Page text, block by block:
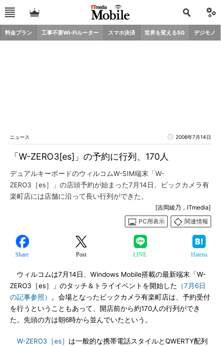
料金プラン 工事不要Wi-Fiルーター スマホ決済 世界を変える5G デジモノ
ニュース 2006年7月14日
「W-ZERO3[es]」の予約に行列、170人
デュアルキーボードのウィルコムW-SIM端末「W-
ZERO3［es］」の店頭予約が始まった7月14日、ビックカメラ有
楽町店には店舗に沿って長い行列ができた。
[吉岡綾乃，ITmedia]
PC用表示
関連情報
Share Post LINE Hatena
ウィルコムは7月14日、Windows Mobile搭載の最新端末「W-
ZERO3［es］」のタッチ＆トライイベントを開始した （7月6日
の記事参照）
。会場となったビックカメラ有楽町店は、予約受付
を行うということもあって、開店前から約170人の行列ができ
た。先頭の方は朝6時から並んでいたという。
W-ZERO3［es］ は一般的な携帯電話スタイルとQWERTY配列